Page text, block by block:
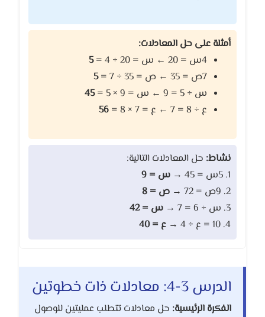
أمثلة على حل المعادلات:
4س = 20 ← س = 20 ÷ 4 =
5
7ص = 35 ← ص = 35 ÷ 7 =
5
س ÷ 5 = 9 ← س = 9 × 5 =
45
ع ÷ 8 = 7 ← ع = 7 × 8 =
56
نشاط: حل المعادلات التالية:
1. 5س = 45 →
س = 9
2. 9ص = 72 →
ص = 8
3. س ÷ 6 = 7 →
س = 42
4. 10 = ع ÷ 4 →
ع = 40
الدرس 3-4: معادلات ذات خطوتين
الفكرة الرئيسية: حل معادلات تتطلب عمليتين للوصول